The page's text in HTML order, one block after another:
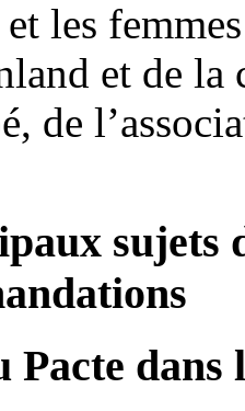
les
et de la
de
sujets
Pacte